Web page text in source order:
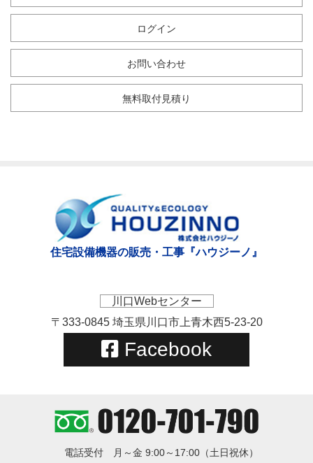
ログイン
お問い合わせ
無料取付見積り
住宅設備機器の販売・工事『ハウジーノ』
川口Webセンター
〒333-0845 埼玉県川口市上青木西5-23-20
Facebook
電話受付 月～金 9:00～17:00（土日祝休）